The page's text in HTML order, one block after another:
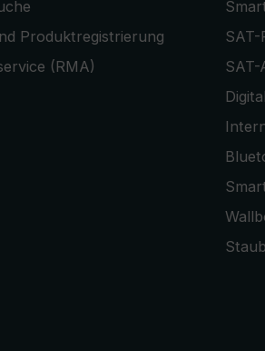
Produktregistrierung
(RMA)
SAT-
SAT-